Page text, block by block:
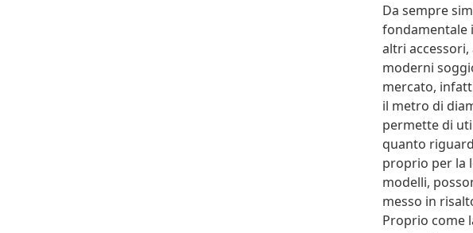
Da sempre
fondamentale
altri
moderni
mercato,
il metro di
permette di
quanto
proprio per la
modelli,
messo in
Proprio come